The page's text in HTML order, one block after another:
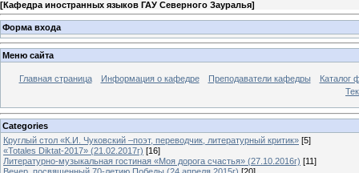
[Кафедра иностранных языков ГАУ Северного Зауралья]
Форма входа
Меню сайта
Главная страница Информация о кафедре Преподаватели кафедры
Каталог
Categories
Круглый стол «К.И. Чуковский –поэт, переводчик, литературный критик» [5]
«Totales Diktat-2017» (21.02.2017г) [16]
Литературно-музыкальная гостиная «Моя дорога счастья» (27.10.2016г) [11]